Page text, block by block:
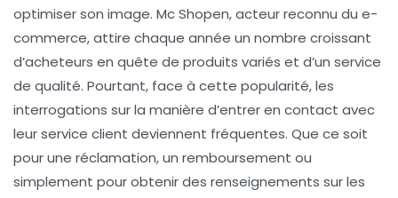
optimiser son image. Mc Shopen, acteur reconnu du e-
commerce, attire chaque année un nombre croissant
d’acheteurs en quête de produits variés et d’un service
de qualité. Pourtant, face à cette popularité, les
interrogations sur la manière d’entrer en contact avec
leur service client deviennent fréquentes. Que ce soit
pour une réclamation, un remboursement ou
simplement pour obtenir des renseignements sur les